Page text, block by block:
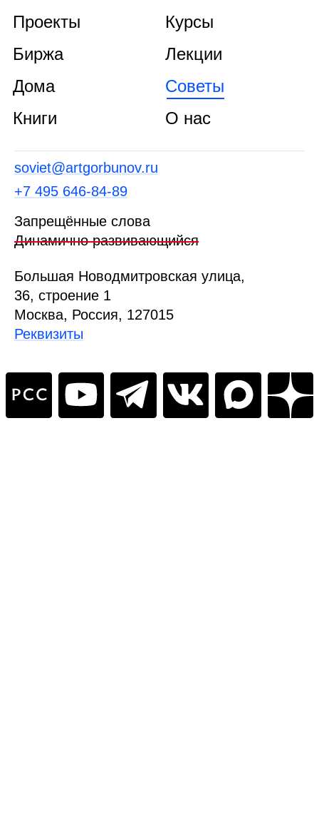
Проекты
Биржа
Дома
Книги
Курсы
Лекции
Советы
О нас
soviet@artgorbunov.ru
+7 495 646‑84‑89
Запрещённые слова
Динамично развивающийся
Большая Новодмитровская улица,
36, строение 1
Москва, Россия, 127015
Реквизиты